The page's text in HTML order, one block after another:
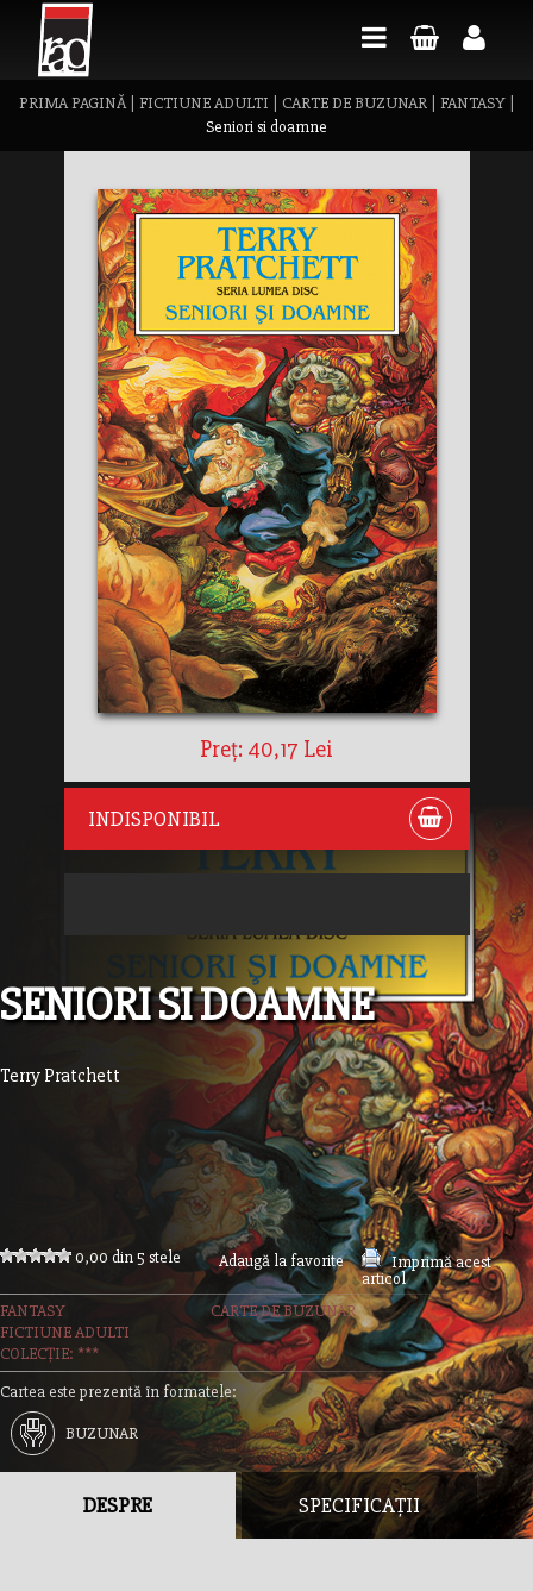
PRIMA PAGINĂ| FICTIUNE ADULTI CARTE DE BUZUNAR| FANTASY|
Seniori si doamne
Preț: 40,17 Lei
INDISPONIBIL
SENIORI SI DOAMNE
Terry Pratchett
0,00 din 5 stele Adaugă la favorite
Imprimă acest
articol
FANTASY
CARTE DE BUZUNAR
FICTIUNE ADULTI
COLECȚIE: ***
Cartea este prezentă în formatele:
BUZUNAR
DESPRE SPECIFICAȚII